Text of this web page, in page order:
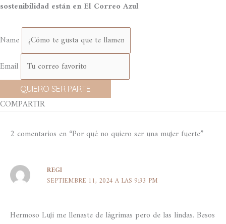
sostenibilidad están en El Correo Azul
Name
Email
QUIERO SER PARTE
COMPARTIR
2 comentarios en “Por qué no quiero ser una mujer fuerte”
REGI
SEPTIEMBRE 11, 2024 A LAS 9:33 PM
Hermoso Luji me llenaste de lágrimas pero de las lindas. Besos